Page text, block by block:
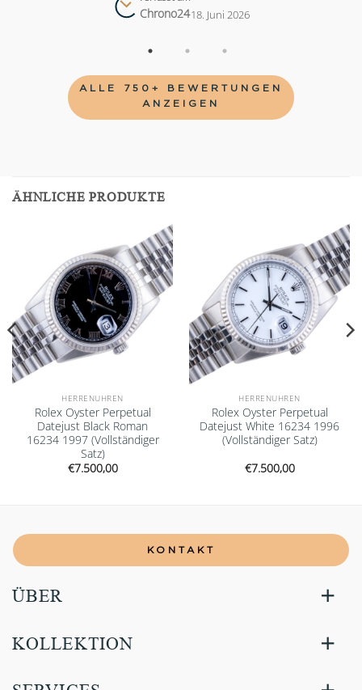
Chrono2418. Juni 2026
ALLE 750+ BEWERTUNGEN
ANZEIGEN
ÄHNLICHE PRODUKTE
Add to
wishlist
HERRENUHREN
Rolex Oyster Perpetual
Datejust Black Roman
16234 1997 (Vollständiger
Satz)
€7.500,00
Add to
wishlist
HERRENUHREN
Rolex Oyster Perpetual
Datejust White 16234 1996
(Vollständiger Satz)
€7.500,00
KONTAKT
ÜBER
KOLLEKTION